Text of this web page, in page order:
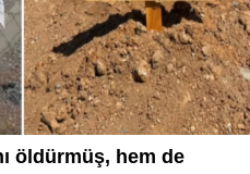
öldürmüş, hem de